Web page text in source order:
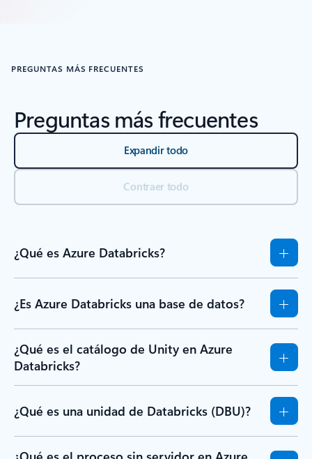
PREGUNTAS MÁS FRECUENTES
Preguntas más frecuentes
Expandir todo
Contraer todo
¿Qué es Azure Databricks?
¿Es Azure Databricks una base de datos?
¿Qué es el catálogo de Unity en Azure
Databricks?
¿Qué es una unidad de Databricks (DBU)?